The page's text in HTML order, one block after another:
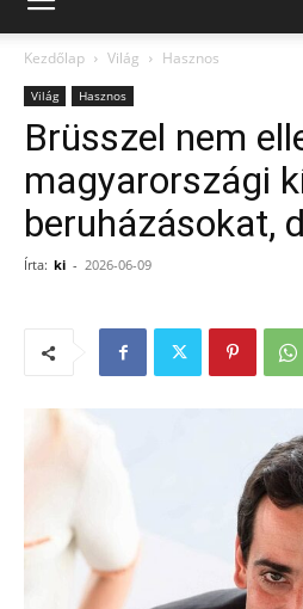
Kezdőlap Világ Hasznos
Világ Hasznos
Brüsszel nem
magyarországi
beruházásokat,
Írta: ki - 2026-06-09